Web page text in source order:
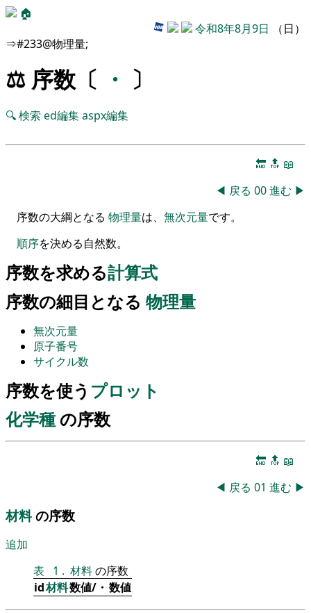
🏠
令和8年8月9日 （日）
⇒#233@物理量;
⚖️ 序数〔 ・ 〕
🔍検索 ed編集aspx編集
🔚 🔝 📖
◀ 戻る 00進む ▶
序数の大綱となる 物理量は、 無次元量です。
順序を決める自然数。
序数を求める計算式
序数の細目となる 物理量
無次元量
原子番号
サイクル数
序数を使う プロット
化学種 の序数
🔚 🔝 📖
◀ 戻る 01 進む ▶
材料の序数
追加
表
1 . 材料の序数
id材料数値/・ 数値